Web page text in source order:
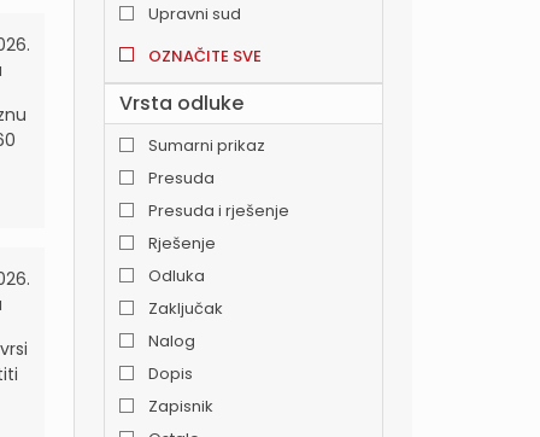
Upravni sud
OZNAČITE SVE
Vrsta odluke
Sumarni prikaz
Presuda
Presuda i rješenje
Rješenje
Odluka
Zaključak
Nalog
Dopis
Zapisnik